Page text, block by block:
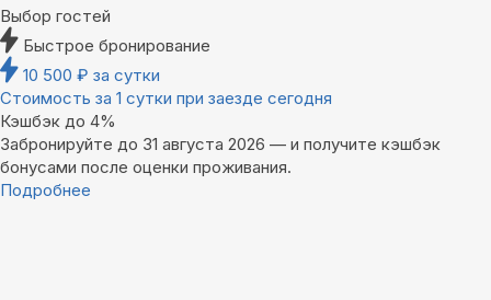
Выбор гостей
Быстрое бронирование
10 500 ₽ за сутки
Стоимость за 1 сутки при заезде сегодня
Кэшбэк до 4%
Забронируйте до 31 августа 2026 — и получите кэшбэк
бонусами после оценки проживания.
Подробнее